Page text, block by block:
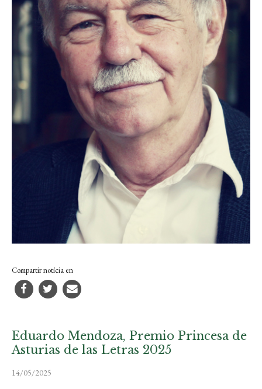
Compartir notícia en
Eduardo Mendoza, Premio Princesa de
Asturias de las Letras 2025
14/05/2025